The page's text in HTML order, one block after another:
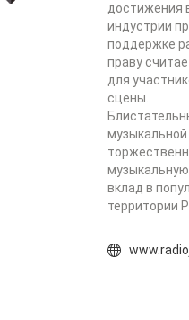
достижения
индустрии
поддержке
праву
для
сцены.
вклад в
территории